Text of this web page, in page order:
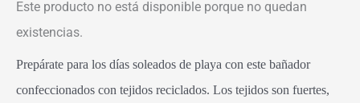
Este producto no está disponible porque no quedan
existencias.
Prepárate para los días soleados de playa con este bañador
confeccionados con tejidos reciclados. Los tejidos son fuertes,